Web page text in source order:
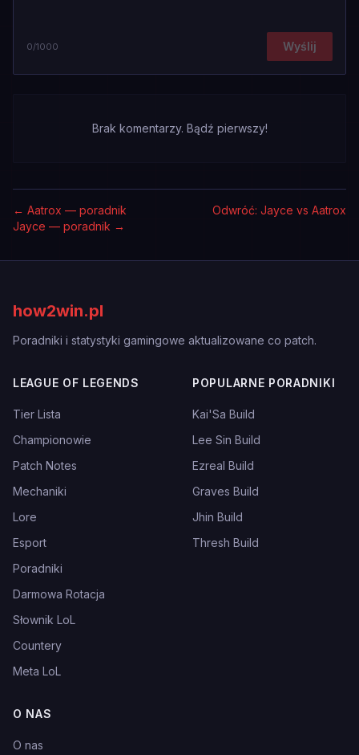
0/1000 Wyślij
Brak komentarzy. Bądź pierwszy!
← Aatrox — poradnik
Odwróć: Jayce vs Aatrox
Jayce — poradnik →
how2win.pl
Poradniki i statystyki gamingowe aktualizowane co patch.
LEAGUE OF LEGENDS
Tier Lista
Championowie
Patch Notes
Mechaniki
Lore
Esport
Poradniki
Darmowa Rotacja
Słownik LoL
Countery
Meta LoL
POPULARNE PORADNIKI
Kai'Sa Build
Lee Sin Build
Ezreal Build
Graves Build
Jhin Build
Thresh Build
O NAS
O nas